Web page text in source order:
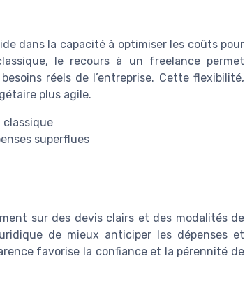
dans la capacité à optimiser les coûts pour
le recours à un freelance permet
réels de l’entreprise. Cette flexibilité,
plus agile.
classique
superflues
sur des devis clairs et des modalités de
de mieux anticiper les dépenses et
favorise la confiance et la pérennité de